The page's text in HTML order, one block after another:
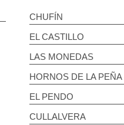
CHUFÍN
EL CASTILLO
LAS MONEDAS
HORNOS DE LA PEÑA
EL PENDO
CULLALVERA